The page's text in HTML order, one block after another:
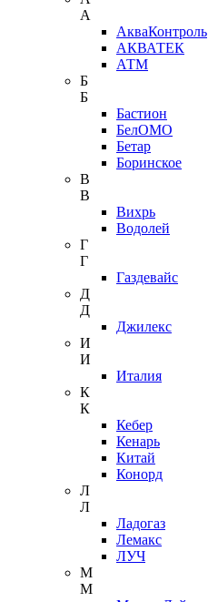
А
АкваКонтроль
АКВАТЕК
АТМ
Б
Б
Бастион
БелОМО
Бетар
Боринское
В
В
Вихрь
Водолей
Г
Г
Газдевайс
Д
Д
Джилекс
И
И
Италия
К
К
Кебер
Кенарь
Китай
Конорд
Л
Л
Ладогаз
Лемакс
ЛУЧ
М
М